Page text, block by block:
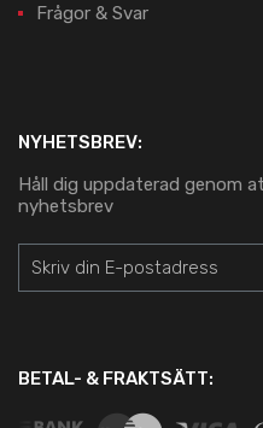
Frågor & Svar
NYHETSBREV:
Håll dig uppdaterad genom
nyhetsbrev
BETAL- & FRAKTSÄTT: